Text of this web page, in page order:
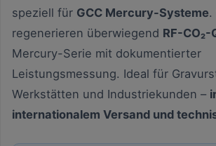
speziell für GCC Mercury-Systeme.
regenerieren überwiegend RF-CO₂-
Mercury-Serie mit dokumentierter
Leistungsmessung. Ideal für
Werkstätten und Industriekunden –
internationalem Versand und